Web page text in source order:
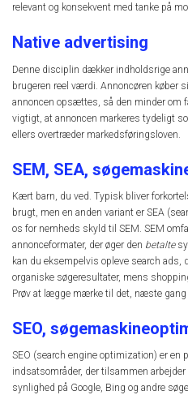
relevant og konsekvent med tanke på
Native advertising
Denne disciplin dækker indholdsrige
brugeren reel værdi. Annoncøren køber
annoncen opsættes, så den minder om
vigtigt, at annoncen markeres tydeligt
ellers overtræder markedsføringsloven.
SEM, SEA,
Kært barn, du ved. Typisk bliver
brugt, men en anden variant er SEA
os for nemheds skyld til SEM. SEM
annonceformater, der øger den betalte
kan du eksempelvis opleve search
organiske søgeresultater, mens
Prøv at lægge mærke til det, næste gang
SEO,
SEO (search engine optimization) er en
indsatsområder, der tilsammen
synlighed på Google, Bing og andre